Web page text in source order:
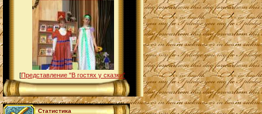
[Представление "В гостях у сказки"
Статистика